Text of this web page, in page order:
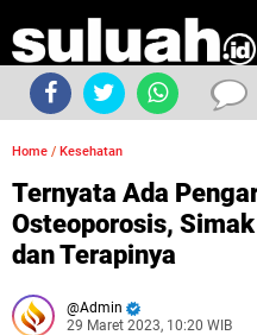
Home / Kesehatan
Ternyata Ada
Osteoporosis,
dan Terapinya
Admin
29 Maret 2023, 10:20 WIB